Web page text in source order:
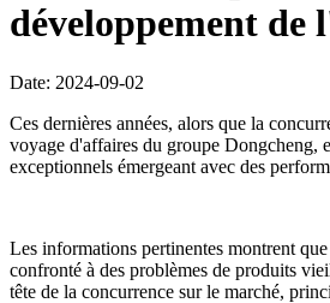
développement de
Date: 2024-09-02
Ces dernières années, alors que la
voyage d'affaires du groupe Dongcheng,
exceptionnels émergeant avec des
Les informations pertinentes montrent
confronté à des problèmes de produits
tête de la concurrence sur le marché,